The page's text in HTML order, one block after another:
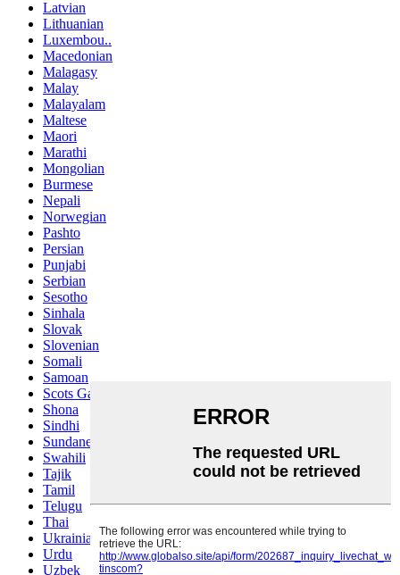
Latvian
Lithuanian
Luxembou..
Macedonian
Malagasy
Malay
Malayalam
Maltese
Maori
Marathi
Mongolian
Burmese
Nepali
Norwegian
Pashto
Persian
Punjabi
Serbian
Sesotho
Sinhala
Slovak
Slovenian
Somali
Samoan
Scots Gaelic
Shona
Sindhi
Sundanese
Swahili
Tajik
Tamil
Telugu
Thai
Ukrainian
Urdu
Uzbek